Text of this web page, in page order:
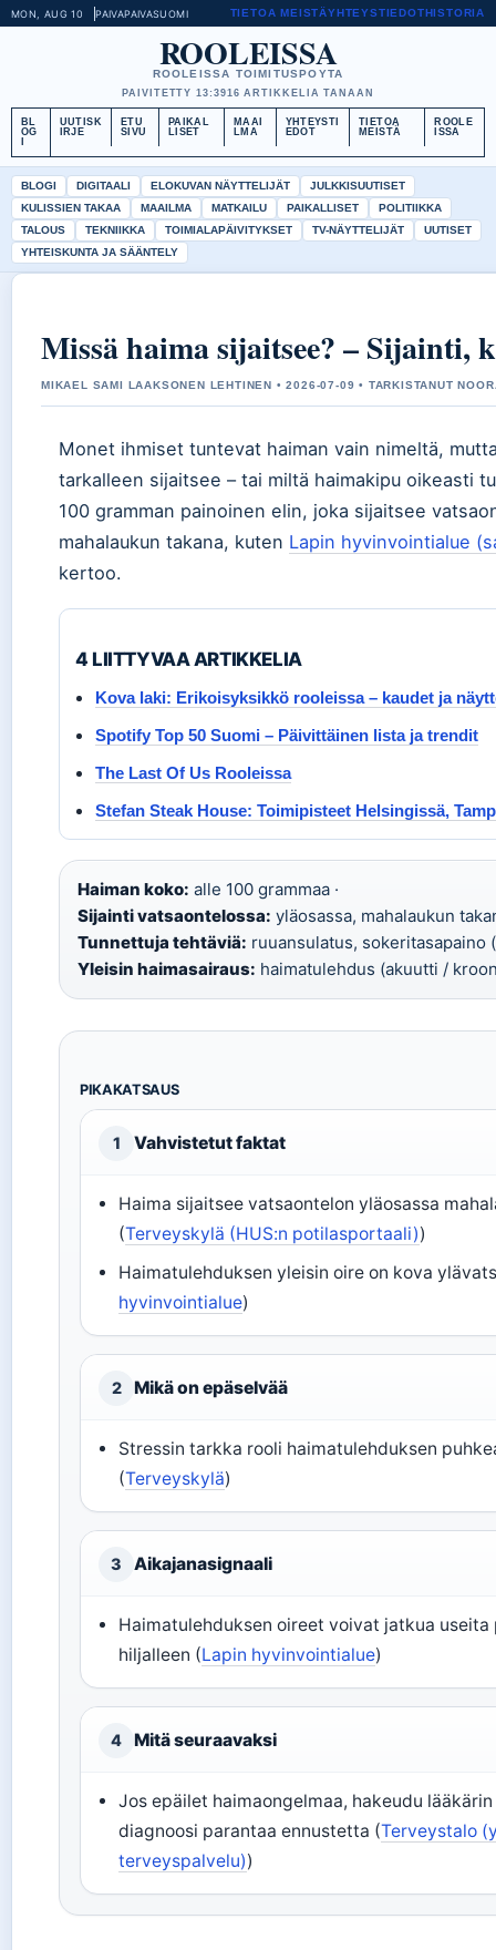
MON, AUG 10 PAIVAPAIVASUOMI TIETOA MEISTÄYHTEYSTIEDOTHISTORIA
ROOLEISSA
ROOLEISSA TOIMITUSPOYTA
PAIVITETTY 13:3916 ARTIKKELIA TANAAN
BL
OG
UUTISK
IRJE
ETU
SIVU
PAIKAL
LISET
MAAI
LMA
YHTEYSTI
EDOT
TIETOA
MEISTÄ
ROOLE
ISSA
BLOGI DIGITAALI ELOKUVAN NÄYTTELIJÄT
JULKKISUUTISET
KULISSIEN TAKAA
MAAILMA MATKAILU PAIKALLISET
POLITIIKKA
TALOUS
TEKNIIKKA TOIMIALAPÄIVITYKSET TV-NÄYTTELIJÄT
UUTISET
YHTEISKUNTA JA SÄÄNTELY
Missä haima sijaitsee? – Sijainti,
MIKAEL SAMI LAAKSONEN LEHTINEN • 2026-07-09 • TARKISTANUT
Monet ihmiset tuntevat haiman vain nimeltä,
tarkalleen sijaitsee – tai miltä haimakipu oikeasti
100 gramman painoinen elin, joka sijaitsee
mahalaukun takana, kuten Lapin hyvinvointialue
kertoo.
4 LIITTYVAA ARTIKKELIA
Kova laki: Erikoisyksikkö rooleissa – kaudet ja
Spotify Top 50 Suomi – Päivittäinen lista ja trendit
The Last Of Us Rooleissa
Stefan Steak House: Toimipisteet Helsingissä,
Haiman koko: alle 100 grammaa ·
Sijainti vatsaontelossa: yläosassa, mahalaukun
Tunnettuja tehtäviä: ruuansulatus, sokeritasapaino
Yleisin haimasairaus: haimatulehdus (akuutti /
PIKAKATSAUS
1 Vahvistetut faktat
Haima sijaitsee vatsaontelon yläosassa
(Terveyskylä (HUS:n potilasportaali))
Haimatulehduksen yleisin oire on kova
hyvinvointialue)
2 Mikä on epäselvää
Stressin tarkka rooli haimatulehduksen
(Terveyskylä)
3 Aikajanasignaali
Haimatulehduksen oireet voivat jatkua
hiljalleen (Lapin hyvinvointialue)
4 Mitä seuraavaksi
Jos epäilet haimaongelmaa, hakeudu
diagnoosi parantaa ennustetta (Terveystalo
terveyspalvelu))